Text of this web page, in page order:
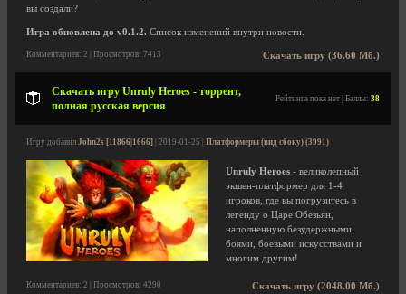
вы создали?
Игра обновлена до v0.1.2. Список изменений внутри новости.
Скачать игру (36.60 Мб.)
Комментариев: 2 | Просмотров: 7413
Скачать игру Unruly Heroes - торрент,
полная русская версия
Рейтинга пока нет | Баллы: 38
Игру добавил John2s [11866|1666] | 2019-01-25 | Платформеры (вид сбоку) (3991)
Unruly Heroes - великолепный
экшен-платформер для 1-4
игроков, где вы погрузитесь в
легенду о Царе Обезьян,
наполненную безудержными
боями, боевыми искусствами и
многим другим!
Скачать игру (2048.00 Мб.)
Комментариев: 2 | Просмотров: 4290